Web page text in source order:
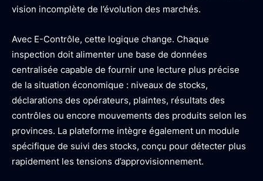
vision incomplète de l’évolution des marchés.
Avec E-Contrôle, cette logique change. Chaque
inspection doit alimenter une base de données
centralisée capable de fournir une lecture plus précise
de la situation économique : niveaux de stocks,
déclarations des opérateurs, plaintes, résultats des
contrôles ou encore mouvements des produits selon les
provinces. La plateforme intègre également un module
spécifique de suivi des stocks, conçu pour détecter plus
rapidement les tensions d’approvisionnement.